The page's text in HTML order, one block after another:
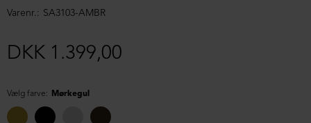
Varenr. SA3103-AMBR
DKK 1.399,00
Vælg farve: Mørkegul